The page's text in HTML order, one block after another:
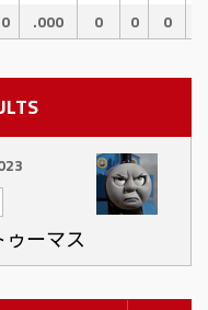
0 .000 0 0 0
ゥーマス